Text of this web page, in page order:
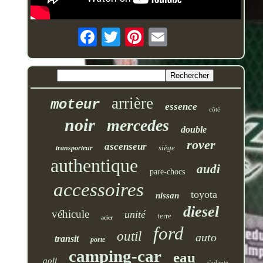
moteur arrière essence côté
noir mercedes double
transporteur ascenseur siège rover
authentique pare-chocs audi
accessoires nissan toyota
véhicule acier unité terre diesel
transit porte outil ford auto
golf camping-car eau